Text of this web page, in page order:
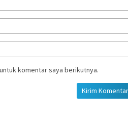
komentar saya berikutnya.